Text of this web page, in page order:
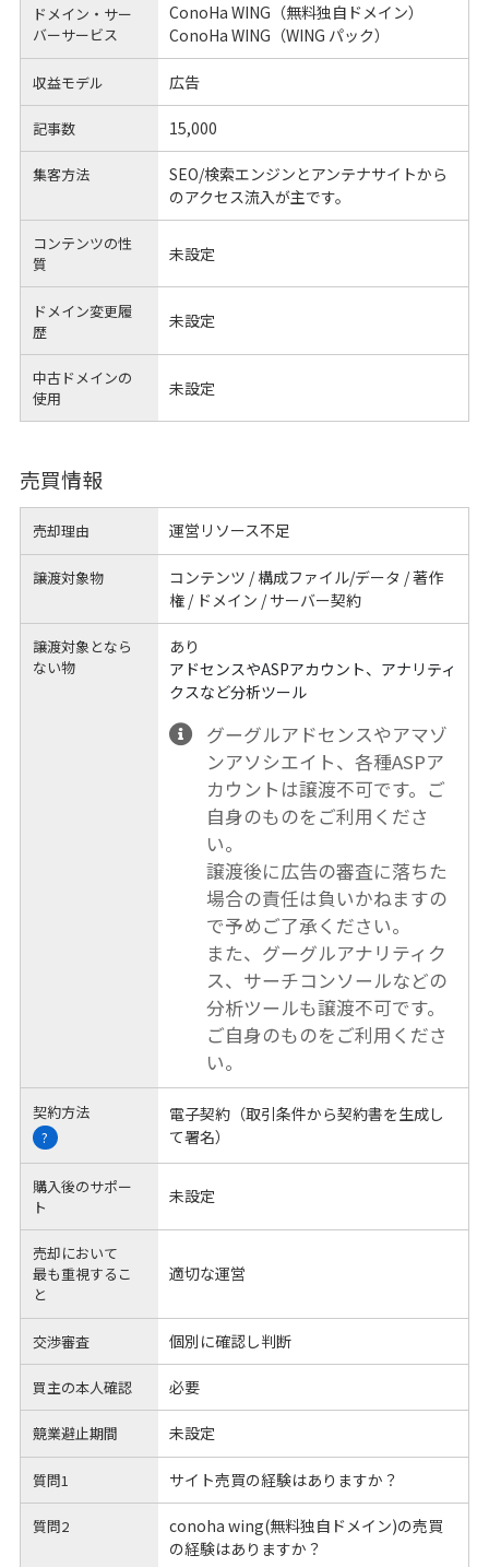
ドメイン・サー
バーサービス
ConoHa WING（無料独自ドメイン）
ConoHa WING（WING パック）
収益モデル 広告
記事数 15,000
集客方法
SEO/検索エンジンとアンテナサイトから
のアクセス流入が主です。
コンテンツの性
質
未設定
ドメイン変更履
歴
未設定
中古ドメインの
使用
未設定
売買情報
売却理由 運営リソース不足
譲渡対象物
コンテンツ / 構成ファイル/データ / 著作
権 / ドメイン / サーバー契約
譲渡対象となら
ない物
あり
アドセンスやASPアカウント、アナリティ
クスなど分析ツール
グーグルアドセンスやアマゾ
ンアソシエイト、各種ASPア
カウントは譲渡不可です。ご
自身のものをご利用くださ
い。
譲渡後に広告の審査に落ちた
場合の責任は負いかねますの
で予めご了承ください。
また、グーグルアナリティク
ス、サーチコンソールなどの
分析ツールも譲渡不可です。
ご自身のものをご利用くださ
い。
契約方法
?
電子契約（取引条件から契約書を生成し
て署名）
購入後のサポー
ト
未設定
売却において
最も重視するこ
と
適切な運営
交渉審査 個別に確認し判断
買主の本人確認 必要
競業避止期間 未設定
質問1 サイト売買の経験はありますか？
質問2
conoha wing(無料独自ドメイン)の売買
の経験はありますか？